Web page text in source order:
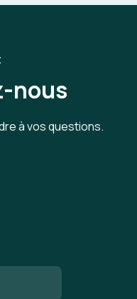
nous
à vos questions.